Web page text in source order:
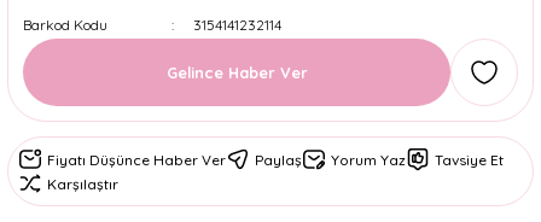
Barkod Kodu
3154141232114
Gelince Haber Ver
Fiyatı Düşünce Haber Ver Paylaş Yorum Yaz
Tavsiye Et
Karşılaştır